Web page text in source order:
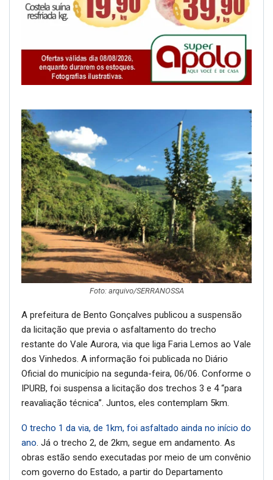
Foto: arquivo/SERRANOSSA
A prefeitura de Bento Gonçalves publicou a suspensão
da licitação que previa o asfaltamento do trecho
restante do Vale Aurora, via que liga Faria Lemos ao Vale
dos Vinhedos. A informação foi publicada no Diário
Oficial do município na segunda-feira, 06/06. Conforme o
IPURB, foi suspensa a licitação dos trechos 3 e 4 “para
reavaliação técnica”. Juntos, eles contemplam 5km.
O trecho 1 da via, de 1km, foi asfaltado ainda no início do
ano. Já o trecho 2, de 2km, segue em andamento. As
obras estão sendo executadas por meio de um convênio
com governo do Estado, a partir do Departamento